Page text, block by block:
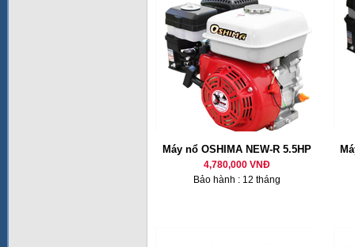
Máy nổ OSHIMA NEW-R 5.5HP
4,780,000 VNĐ
Bảo hành : 12 tháng